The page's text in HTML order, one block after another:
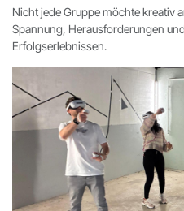
Nicht jede Gruppe möchte kreativ
Spannung, Herausforderungen
Erfolgserlebnissen.